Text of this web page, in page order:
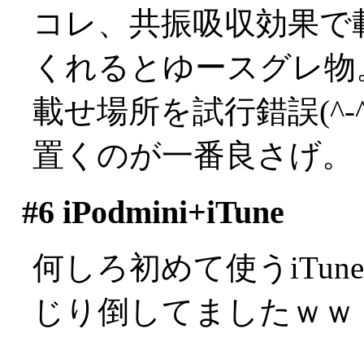
コレ、共振吸収効果
くれるとゆースグレ物
載せ場所を試行錯誤
置くのが一番良さげ。
#6 iPodmini+iTune
何しろ初めて使う
じり倒してましたｗｗ